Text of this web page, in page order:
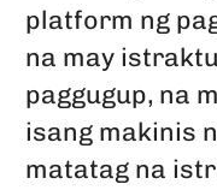
platform ng
na may
paggugup, na
isang makinis
matatag na